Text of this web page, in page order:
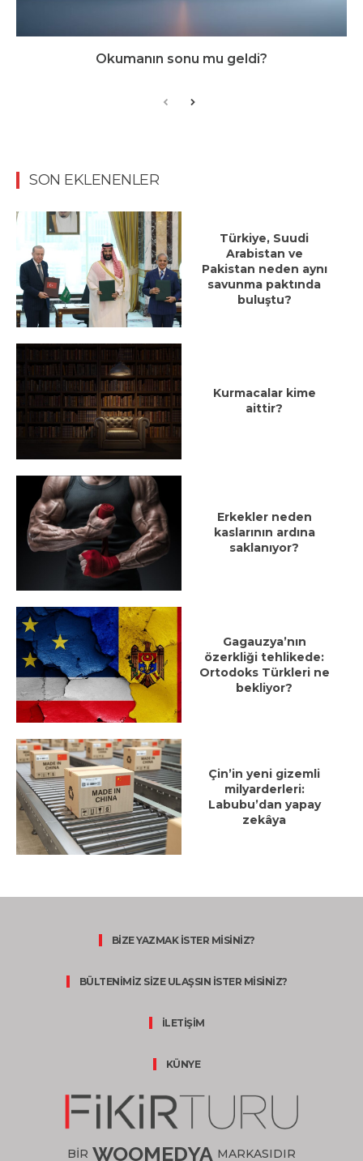
Okumanın sonu mu geldi?
SON EKLENENLER
Türkiye, Suudi
Arabistan ve
Pakistan neden aynı
savunma paktında
buluştu?
Kurmacalar kime
aittir?
Erkekler neden
kaslarının ardına
saklanıyor?
Gagauzya’nın
özerkliği tehlikede:
Ortodoks Türkleri ne
bekliyor?
Çin’in yeni gizemli
milyarderleri:
Labubu’dan yapay
zekâya
BİZE YAZMAK İSTER MİSİNİZ?
BÜLTENİMİZ SİZE ULAŞSIN İSTER MİSİNİZ?
İLETİŞİM
KÜNYE
BİR WOOMEDYA MARKASIDIR